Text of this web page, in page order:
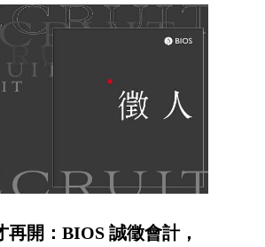
再開：BIOS 誠徵會計，